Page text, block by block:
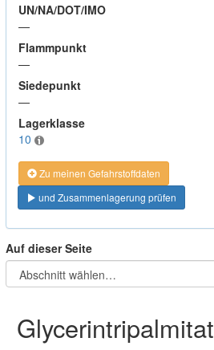
UN/NA/DOT/IMO
—
Flammpunkt
—
Siedepunkt
—
Lagerklasse
10
Zu meinen Gefahrstoffdaten
und Zusammenlagerung prüfen
Auf dieser Seite
Glycerintripalmitat